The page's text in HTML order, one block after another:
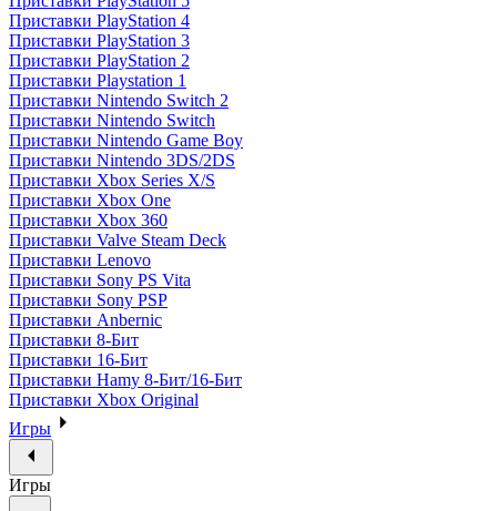
Приставки PlayStation 4
Приставки PlayStation 3
Приставки PlayStation 2
Приставки Playstation 1
Приставки Nintendo Switch 2
Приставки Nintendo Switch
Приставки Nintendo Game Boy
Приставки Nintendo 3DS/2DS
Приставки Xbox Series X/S
Приставки Xbox One
Приставки Xbox 360
Приставки Valve Steam Deck
Приставки Lenovo
Приставки Sony PS Vita
Приставки Sony PSP
Приставки Anbernic
Приставки 8-Бит
Приставки 16-Бит
Приставки Hamy 8-Бит/16-Бит
Приставки Xbox Original
Игры
Игры